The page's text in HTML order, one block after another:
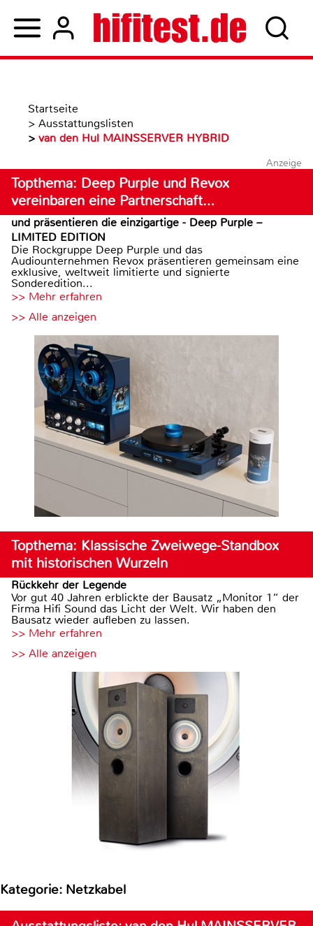
Startseite
> Ausstattungslisten
> van den Hul MAINSSERVER HYBRID
Anzeige
Topthema: Deep Purple und Revox
vereinbaren eine Partnerschaft…
und präsentieren die einzigartige - Deep Purple –
LIMITED EDITION
Die Rockgruppe Deep Purple und das
Audiounternehmen Revox präsentieren gemeinsam eine
exklusive, weltweit limitierte und signierte
Sonderedition...
>> Mehr erfahren
>> Alle anzeigen
Topthema: Klassische Zweiwege-Standbox
mit historischen Wurzeln
Rückkehr der Legende
Vor gut 40 Jahren erblickte der Bausatz „Monitor 1“ der
Firma Hifi Sound das Licht der Welt. Wir haben den
Bausatz wieder aufleben zu lassen.
>> Mehr erfahren
>> Alle anzeigen
Kategorie: Netzkabel